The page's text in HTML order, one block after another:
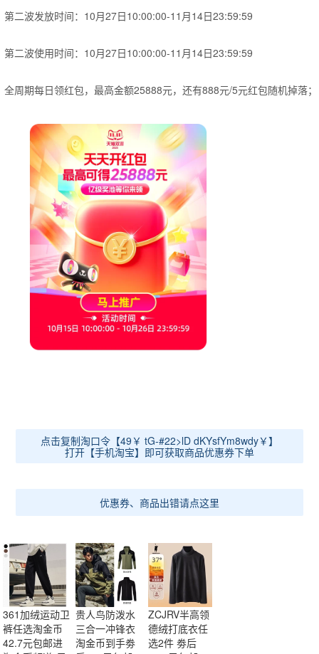
第二波发放时间：10月27日10:00:00-11月14日23:59:59
第二波使用时间：10月27日10:00:00-11月14日23:59:59
全周期每日领红包，最高金额25888元，还有888元/5元红包随机掉落；
点击复制淘口令【49￥ tG-#22>lD dKYsfYm8wdy￥】
打开【手机淘宝】即可获取商品优惠券下单
优惠券、商品出错请点这里
361加绒运动卫
裤任选淘金币
42.7元包邮进
贵人鸟防泼水
三合一冲锋衣
淘金币到手劵
ZCJRV半高领
德绒打底衣任
选2件 劵后